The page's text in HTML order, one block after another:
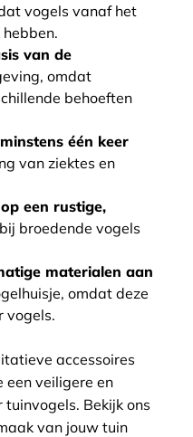
vogels vanaf het
van de
omdat
behoeften
één keer
van ziektes en
een rustige,
broedende vogels
materialen aan
omdat deze
vogels.
accessoires
een veiligere en
Bekijk ons
van jouw tuin